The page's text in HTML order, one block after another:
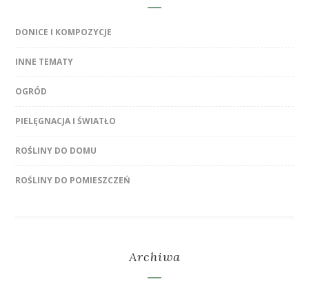
DONICE I KOMPOZYCJE
INNE TEMATY
OGRÓD
PIELĘGNACJA I ŚWIATŁO
ROŚLINY DO DOMU
ROŚLINY DO POMIESZCZEŃ
Archiwa